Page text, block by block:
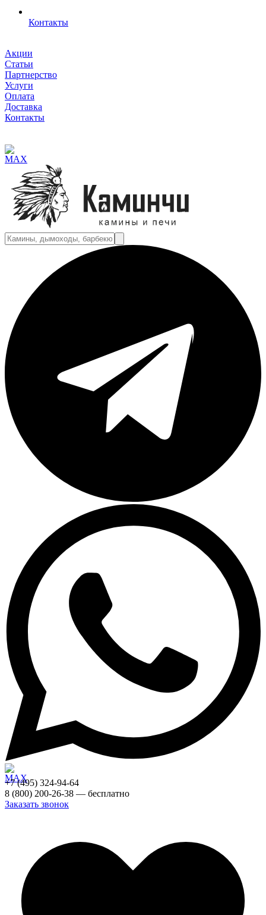
Контакты
Акции
Статьи
Партнерство
Услуги
Оплата
Доставка
Контакты
+7 (495) 324-94-64
8 (800) 200-26-38 — бесплатно
Заказать звонок